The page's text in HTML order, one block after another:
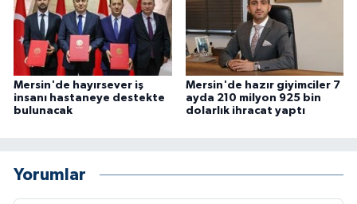
Mersin'de hayırsever iş
insanı hastaneye destekte
bulunacak
Mersin'de hazır giyimciler 7
ayda 210 milyon 925 bin
dolarlık ihracat yaptı
Yorumlar